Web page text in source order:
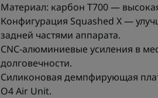
Материал: карбон T700 —
Конфигурация Squashed X —
задней частями аппарата.
CNC-алюминиевые усиления в
долговечности.
Силиконовая демпфирующая
O4 Air Unit.